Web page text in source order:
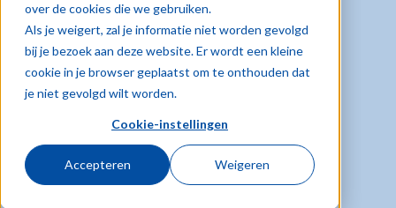
over de cookies die we gebruiken.
Als je weigert, zal je informatie niet worden gevolgd
bij je bezoek aan deze website. Er wordt een kleine
cookie in je browser geplaatst om te onthouden dat
je niet gevolgd wilt worden.
Cookie-instellingen
Accepteren Weigeren